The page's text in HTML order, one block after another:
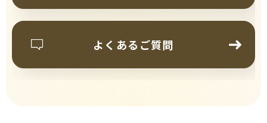
よくあるご質問